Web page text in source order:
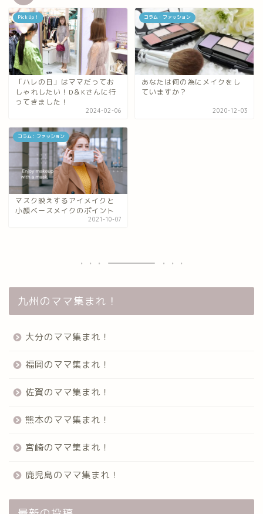
Pick Up！
「ハレの日」はママだってお
しゃれしたい！D＆Kさんに行
ってきました！
2024-02-06
コラム：ファッション
あなたは何の為にメイクをし
ていますか？
2020-12-03
コラム：ファッション
マスク映えするアイメイクと
小顔ベースメイクのポイント
2021-10-07
九州のママ集まれ！
大分のママ集まれ！
福岡のママ集まれ！
佐賀のママ集まれ！
熊本のママ集まれ！
宮崎のママ集まれ！
鹿児島のママ集まれ！